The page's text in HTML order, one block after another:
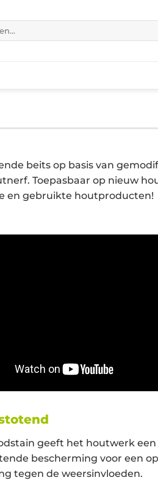
beits op basis van
Toepasbaar op nieuw
en gebruikte houtproducten!
geeft het houtwerk een
bescherming voor een
tegen de weersinvloeden.